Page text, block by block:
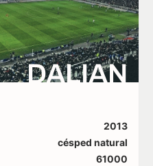
DALIAN
2013
césped natural
61000